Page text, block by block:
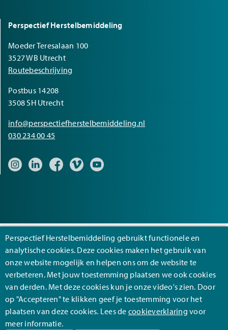
Perspectief Herstelbemiddeling
Moeder Teresalaan 100
3527 WB Utrecht
Routebeschrijving
Postbus 14208
3508 SH Utrecht
info@perspectiefherstelbemiddeling.nl
030 234 00 45
Bezoek onze Instagram pagina
Bezoek onze LinkedIn pagina
Bezoek onze Facebook pagina
Bezoek onze Vimeo pagina
Bezoek onze YouTube pagina
Footer
Algemene voorwaarden
Cookies
Privacy
Disclaimer
Perspectief Herstelbemiddeling gebruikt functionele en
analytische cookies. Deze cookies maken het gebruik van
onze website mogelijk en helpen ons om de website te
verbeteren. Met jouw toestemming plaatsen we ook cookies
van derden. Met deze cookies kun je onze video's zien. Door
op "Accepteren" te klikken geef je toestemming voor het
plaatsen van deze cookies. Lees de cookieverklaring voor
meer informatie.